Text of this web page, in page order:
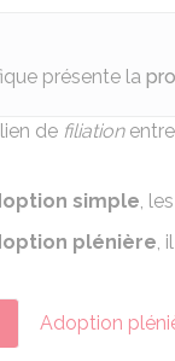
présente la
de filiation
simple, les
plénière,
Adoption